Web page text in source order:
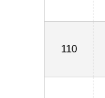
110